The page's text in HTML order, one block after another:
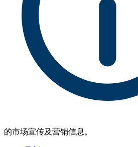
的市场宣传及营销信息。